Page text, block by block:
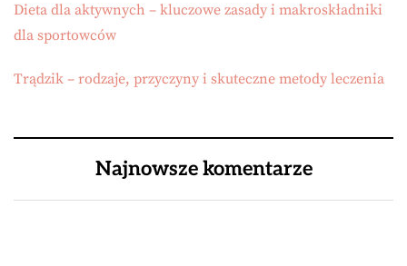
Dieta dla aktywnych – kluczowe zasady i makroskładniki
dla sportowców
Trądzik – rodzaje, przyczyny i skuteczne metody leczenia
Najnowsze komentarze